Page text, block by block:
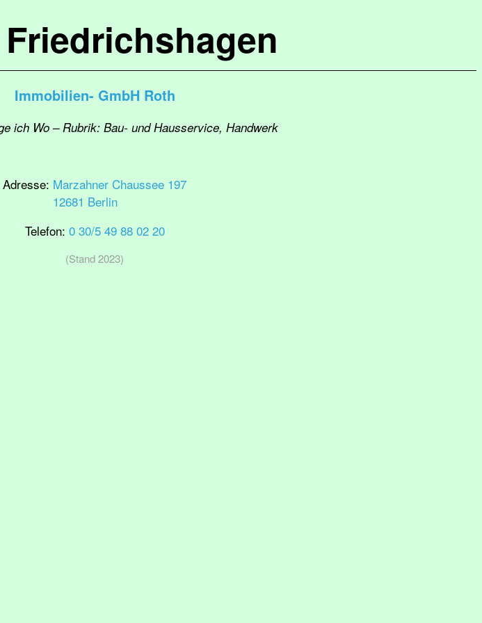
Immobilien- GmbH Roth
ich Wo – Rubrik: Bau- und Hausservice, Handwerk
Adresse: Marzahner Chaussee 197
12681 Berlin
Telefon: 0 30/5 49 88 02 20
(Stand 2023)